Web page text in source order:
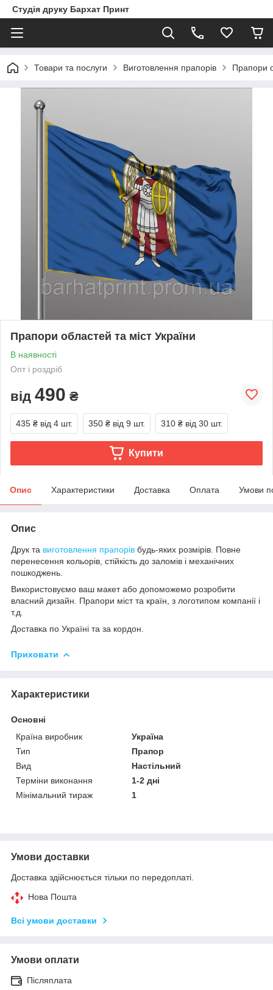
Студія друку Бархат Принт
Товари та послуги Виготовлення прапорів Прапори
Прапори областей та міст України
В наявності
Опт і роздріб
від 490 ₴
435 ₴ від 4 шт. 350 ₴ від 9 шт. 310 ₴ від 30 шт.
Купити
Опис Характеристики Доставка Оплата Умови
Опис
Друк та виготовлення прапорів будь-яких розмірів. Повне
перенесення кольорів, стійкість до заломів і механічних
пошкоджень.
Використовуємо ваш макет або допоможемо розробити
власний дизайн. Прапори міст та країн, з логотипом компанії і
т.д.
Доставка по Україні та за кордон.
Приховати
Характеристики
Основні
Країна виробник
Україна
Тип
Прапор
Вид
Настільний
Терміни виконання
1-2 дні
Мінімальний тираж
1
Умови доставки
Доставка здійснюється тільки по передоплаті.
Нова Пошта
Всі умови доставки
Умови оплати
Післяплата